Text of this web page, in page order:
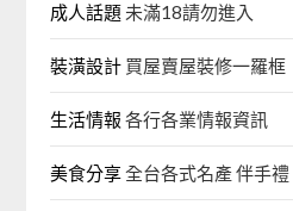
成人話題 未滿18請勿進入
裝潢設計 買屋賣屋裝修一羅框
生活情報 各行各業情報資訊
美食分享全台各式名產 伴手禮